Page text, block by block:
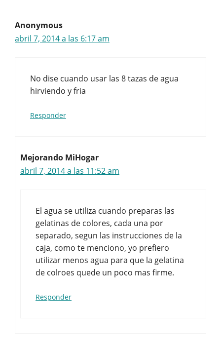
Anonymous
abril 7, 2014 a las 6:17 am
No dise cuando usar las 8 tazas de agua
hirviendo y fria
Responder
Mejorando MiHogar
abril 7, 2014 a las 11:52 am
El agua se utiliza cuando preparas las
gelatinas de colores, cada una por
separado, segun las instrucciones de la
caja, como te menciono, yo prefiero
utilizar menos agua para que la gelatina
de colroes quede un poco mas firme.
Responder